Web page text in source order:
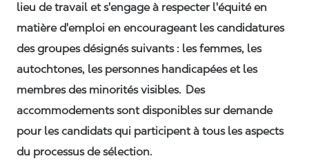
lieu de travail et s'engage à respecter l'équité en
matière d'emploi en encourageant les candidatures
des groupes désignés suivants : les femmes, les
autochtones, les personnes handicapées et les
membres des minorités visibles. Des
accommodements sont disponibles sur demande
pour les candidats qui participent à tous les aspects
du processus de sélection.